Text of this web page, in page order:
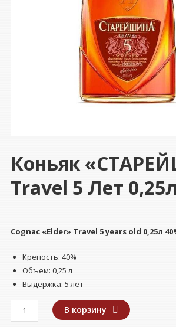
Коньяк
Travel 5 Лет
Cognac «Elder» Travel 5 years old 0,25л
Крепость: 40%
Объем: 0,25 л
Выдержка: 5 лет
Количество
товара
В корзину